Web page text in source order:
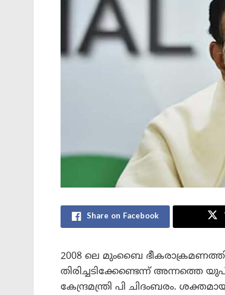
Share on Facebook
2008 ലെ മുംബൈ
തിരിച്ചടിക്കേണ്ടെന്ന് അന്നത്തെ
കേന്ദ്രമന്ത്രി പി ചിദംബരം.